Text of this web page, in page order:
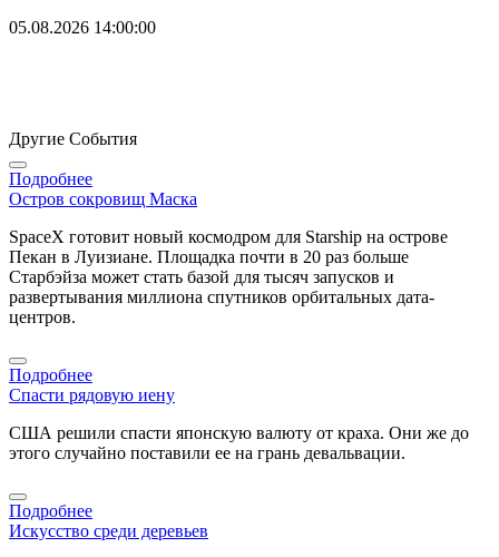
05.08.2026 14:00:00
Другие События
Подробнее
Остров сокровищ Маска
SpaceX готовит новый космодром для Starship на острове
Пекан в Луизиане. Площадка почти в 20 раз больше
Старбэйза может стать базой для тысяч запусков и
развертывания миллиона спутников орбитальных дата-
центров.
Подробнее
Спасти рядовую иену
США решили спасти японскую валюту от краха. Они же до
этого случайно поставили ее на грань девальвации.
Подробнее
Искусство среди деревьев